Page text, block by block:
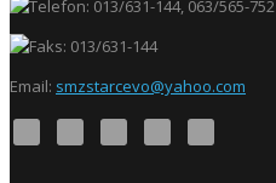
013/631-144, 063/565-752
013/631-144
Email: smzstarcevo@yahoo.com